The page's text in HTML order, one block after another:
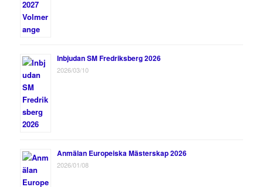
Inbjudan SM Fredriksberg 2026
2026/03/10
Anmälan Europeiska Mästerskap 2026
2026/01/08